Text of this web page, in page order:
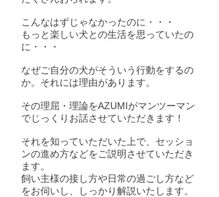
こんなはずじゃなかったのに・・・
もっと楽しい犬との生活を思っていたの
に・・・
なぜご自分の犬がそういう行動をするの
か。それには理由があります。
その理屈・理論をAZUMIがマンツーマン
でじっくりお話させていただきます！
それを知っていただいた上で、セッショ
ンの進め方などをご説明させていただき
ます。
飼い主様の接し方や日常の過ごし方など
をお伺いし、しっかり解説いたします。